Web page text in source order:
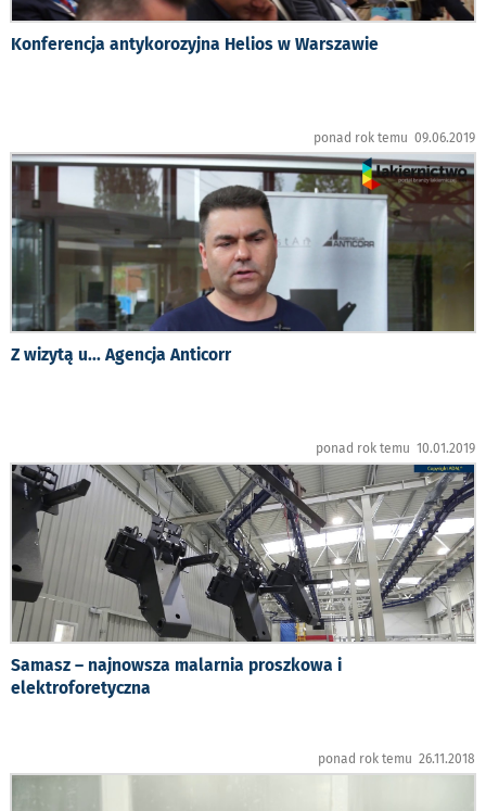
Konferencja antykorozyjna Helios w Warszawie
ponad rok temu 09.06.2019
Z wizytą u... Agencja Anticorr
ponad rok temu 10.01.2019
Samasz – najnowsza malarnia proszkowa i
elektroforetyczna
ponad rok temu 26.11.2018